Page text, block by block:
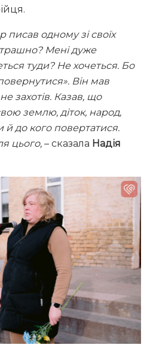
писав одному зі своїх
Мені дуже
туди? Не хочеться. Бо
Він мав
захотів. Казав, що
землю, діток, народ,
й до кого повертатися.
цього, – сказала Надія